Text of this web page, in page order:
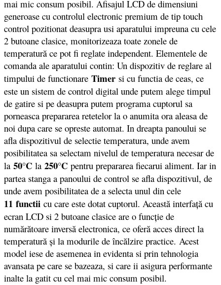
mai mic consum posibil. Afisajul LCD de dimensiuni
generoase cu controlul electronic premium de tip touch
control pozitionat deasupra usi aparatului impreuna cu cele
2 butoane clasice, monitorizeaza toate zonele de
temperatură ce pot fi reglate independent. Elementele de
comanda ale aparatului contin: Un dispozitiv de reglare al
timpului de functionare Timer si cu functia de ceas, ce
este un sistem de control digital unde putem alege timpul
de gatire si pe deasupra putem programa cuptorul sa
porneasca prepararea retetelor la o anumita ora aleasa de
noi dupa care se opreste automat. In dreapta panoului se
afla dispozitivul de selectie temperatura, unde avem
posibilitatea sa selectam nivelul de temperatura necesar de
la 50°C la 250°C pentru prepararea fiecarui aliment. Iar in
partea stanga a panoului de control se afla dispozitivul, de
unde avem posibilitatea de a selecta unul din cele
11 functii cu care este dotat cuptorul. Această interfaţă cu
ecran LCD si 2 butoane clasice are o funcţie de
numărătoare inversă electronica, ce oferă acces direct la
temperatură şi la modurile de încălzire practice. Acest
model iese de asemenea in evidenta si prin tehnologia
avansata pe care se bazeaza, si care ii asigura performante
inalte la gatit cu cel mai mic consum posibil.